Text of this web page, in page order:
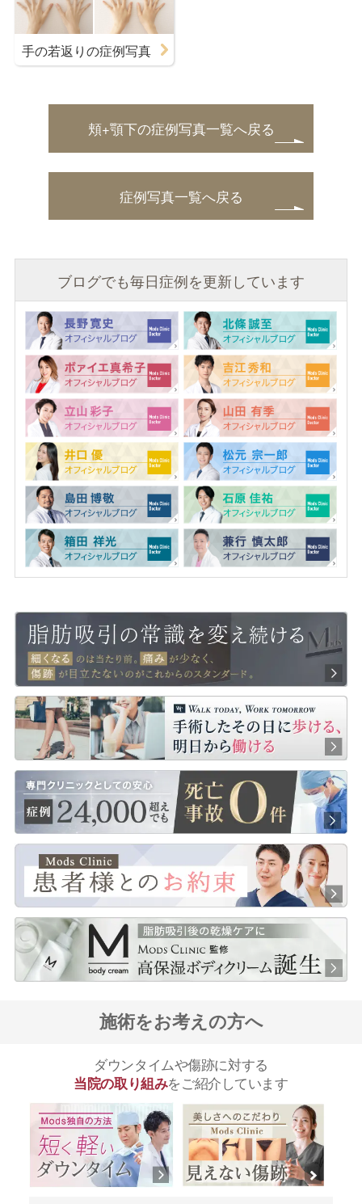
手の若返りの症例写真
頬+顎下の症例写真一覧へ戻る
症例写真一覧へ戻る
ブログでも毎日症例を更新しています
施術をお考えの方へ
ダウンタイムや傷跡に対する
当院の取り組みをご紹介しています